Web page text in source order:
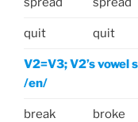
quit quit
V2=V3; V2’s vowel
/en/
break broke